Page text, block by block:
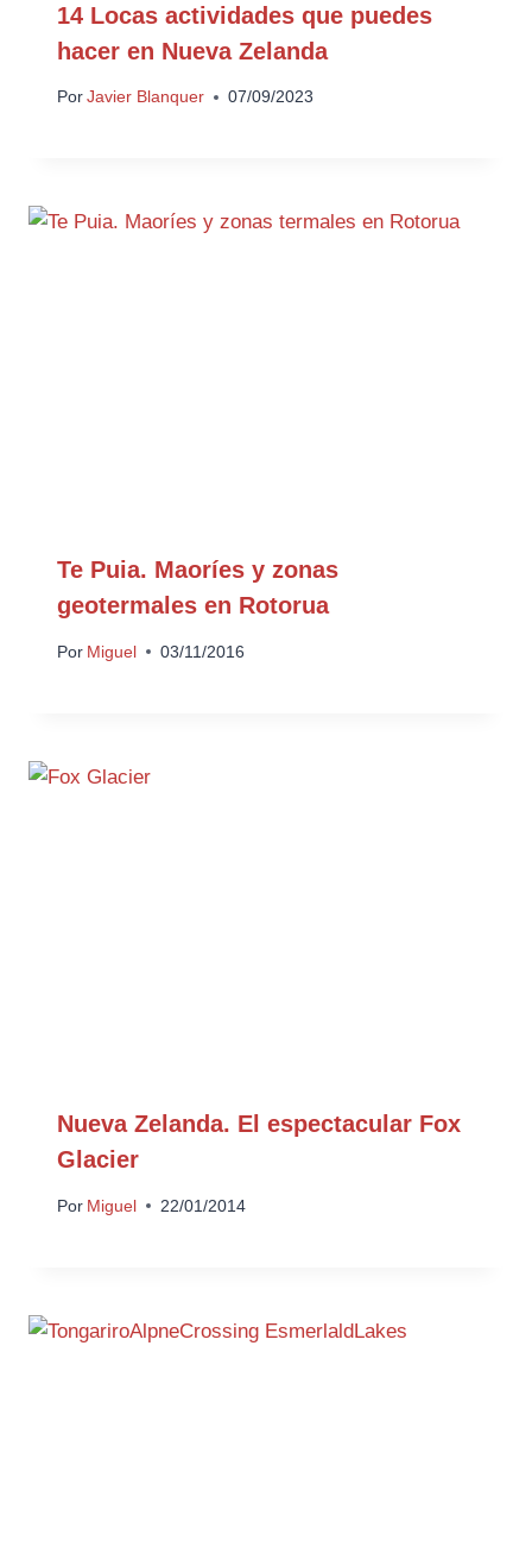
14 Locas actividades que puedes
hacer en Nueva Zelanda
Por Javier Blanquer 07/09/2023
Te Puia. Maoríes y zonas
geotermales en Rotorua
Por Miguel 03/11/2016
Nueva Zelanda. El espectacular Fox
Glacier
Por Miguel 22/01/2014